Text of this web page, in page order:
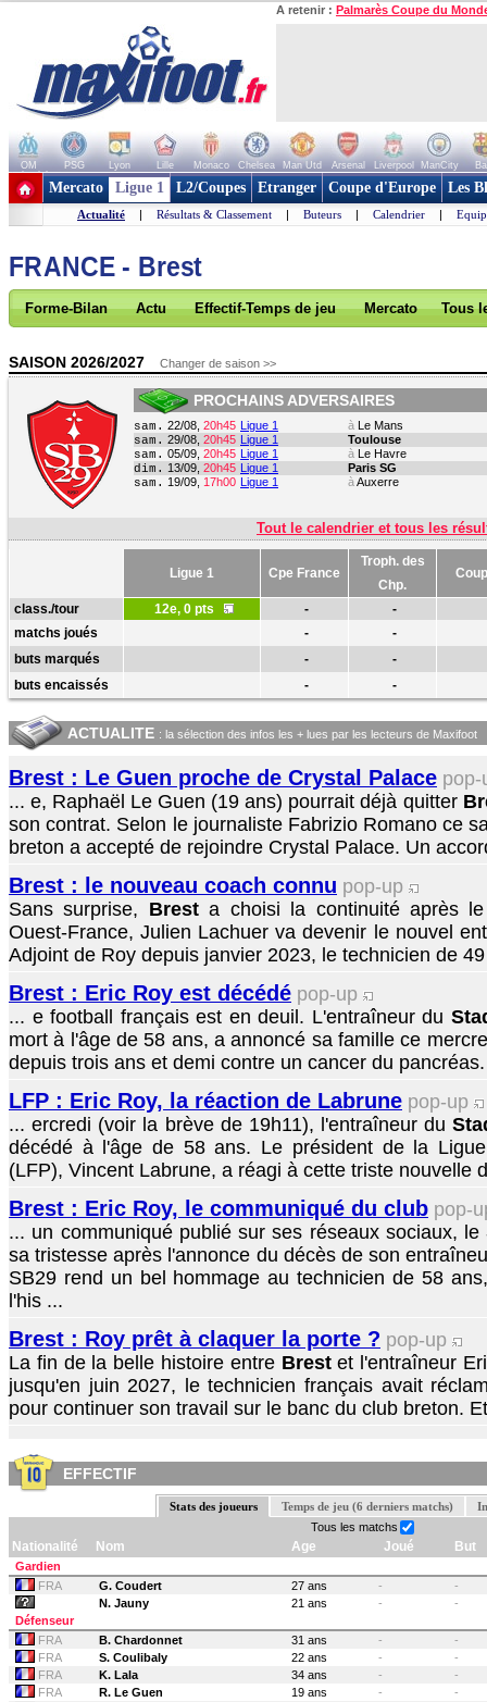
A retenir : Palmarès Coupe du
OM PSG Lyon Lille Monaco Chelsea Man Utd Arsenal Liverpool ManCity
+ de clubs
Mercato Ligue 1 L2/Coupes Etranger Coupe d'Europe Les
Actualité | Résultats & Classement | Buteurs | Calendrier |
FRANCE - Brest
Forme-Bilan Actu Effectif-Temps de jeu Mercato Tous
SAISON 2026/2027 Changer de saison >>
PROCHAINS ADVERSAIRES
sam. 22/08, 20h45 Ligue 1 à Le Mans
sam. 29/08, 20h45 Ligue 1
Toulouse
sam. 05/09, 20h45 Ligue 1 à Le Havre
dim. 13/09, 20h45 Ligue 1
Paris SG
sam. 19/09, 17h00 Ligue 1 àAuxerre
Tout le calendrier et tous les
Ligue 1 Cpe France
Troph. des
Chp.
class./tour 12e, 0 pts -
-
matchs joués
-
-
buts marqués
-
-
buts encaissés
- -
ACTUALITE : la sélection des infos les + lues par les lecteurs de Maxifoot
Brest : Le Guen proche de Crystal Palace
... e, Raphaël Le Guen (19 ans) pourrait déjà quitter
son contrat. Selon le journaliste Fabrizio Romano ce
breton a accepté de rejoindre Crystal Palace. Un
Brest : le nouveau coach connu pop-up
Sans surprise, Bresta choisi la continuité après le
Ouest-France, Julien Lachuer va devenir le nouvel
Adjoint de Roy depuis janvier 2023, le technicien de
Brest : Eric Roy est décédé pop-up
... e football français est en deuil. L'entraîneur du
mort à l'âge de 58 ans, a annoncé sa famille ce
depuis trois ans et demi contre un cancer du
LFP : Eric Roy, la réaction de Labrune pop-up
... ercredi (voir la brève de 19h11), l'entraîneur du
décédé à l'âge de 58 ans. Le président de la
(LFP), Vincent Labrune, a réagi à cette triste nouvelle
Brest : Eric Roy, le communiqué du club pop-
... un communiqué publié sur ses réseaux sociaux, le
sa tristesse après l'annonce du décès de son
SB29 rend un bel hommage au technicien de 58
l'his ...
Brest : Roy prêt à claquer la porte ? pop-up
La fin de la belle histoire entre Brestet l'entraîneur
jusqu'en juin 2027, le technicien français avait
pour continuer son travail sur le banc du club breton.
EFFECTIF
Stats des joueurs Temps de jeu (6 derniers matchs)
Tous les matchs
Nationalité Nom Age Joué But
Gardien
FRA
G. Coudert 27 ans -
-
N. Jauny
21 ans -
-
Défenseur
FRA
B. Chardonnet 31 ans -
-
FRA
S. Coulibaly 22 ans -
-
FRA
K. Lala 34 ans -
-
FRA
R. Le Guen 19 ans -
-